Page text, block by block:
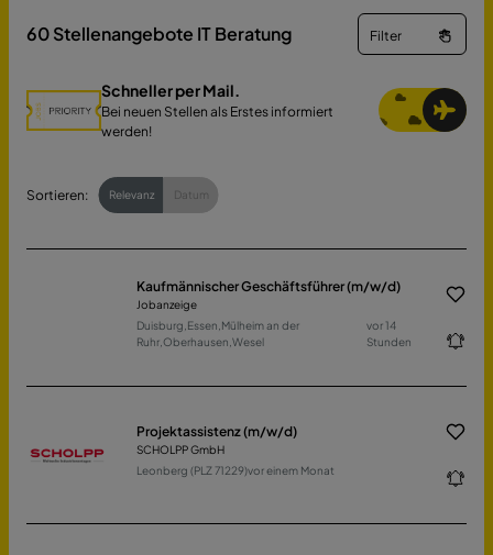
60Stellenangebote IT Beratung Filter
Schneller per Mail.
Bei neuen Stellen als Erstes informiert
werden!
Sortieren: Relevanz Datum
Kaufmännischer Geschäftsführer (m/w/d)
Jobanzeige
Duisburg,Essen,Mülheim an der
Ruhr,Oberhausen,Wesel
vor 14
Stunden
Projektassistenz (m/w/d)
SCHOLPP GmbH
Leonberg (PLZ 71229)vor einem Monat